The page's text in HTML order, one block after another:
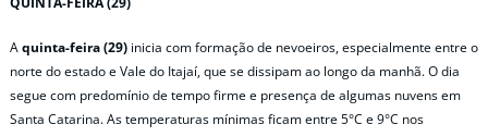
Aquinta-feira (29) inicia com formação de nevoeiros, especialmente entre o
norte do estado e Vale do Itajaí, que se dissipam ao longo da manhã. O dia
segue com predomínio de tempo firme e presença de algumas nuvens em
Santa Catarina. As temperaturas mínimas ficam entre 5°C e 9°C nos